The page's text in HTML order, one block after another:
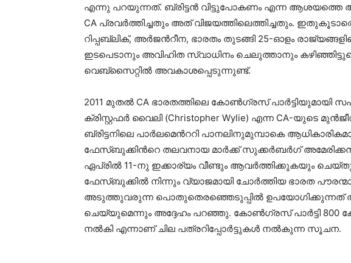
എന്നു പറയുന്നത്. ബ്രിട്ടന്‍ വിട്ടുപോകണം എന്ന ആശയത്തെ
CA പ്രവര്‍ത്തിച്ചതും അത് വിജയത്തിലെത്തിച്ചതും.
റിപ്പബ്ലിക്, അര്‍ജന്‍റീന, ഭാരതം തുടങ്ങി 25-ഓളം
ഇടപെടാനും അവിഹിത സ്വാധിനം ചെലുത്താനും
വെബ്സൈറ്റിൽ അവകാശപ്പെടുന്നുണ്ട്.
2011 മുതല്‍ CA ഭാരതത്തിലെ കോൺഗ്രസ് പാര്‍ട്ടിയുമായി
ക്രിസ്റ്റഫർ വൈലി (Christopher Wylie) എന്ന CA-യുടെ
ബ്രിട്ടനിലെ പാര്‍ലമെന്‍ററി പാനലിനുമുമ്പാകെ
ഫേസ്ബുക്കിന്‍റെ തലവനായ മാര്‍ക്ക്‌ സുക്കര്‍ബര്‍ഗ്
ഏപ്രിൽ 11-നു ഇക്കാര്യം വീണ്ടും ആവര്‍ത്തിക്കുകയും
ഫേസ്ബുക്കില്‍ നിന്നും വ്യാജമായി ചോര്‍ത്തിയ ഭാരത
അടുത്തുവരുന്ന പൊതുതെരഞ്ഞെടുപ്പിൽ ഉപയോഗിക്കുന്നത്
ചെയ്യുമെന്നും അദ്ദേഹം പറഞ്ഞു. കോണ്‍ഗ്രസ് പാര്‍ട്ടി 800
നല്‍കി എന്നാണ് ചില പത്രറിപ്പോര്‍ട്ടുകൾ നല്‍കുന്ന സൂചന.